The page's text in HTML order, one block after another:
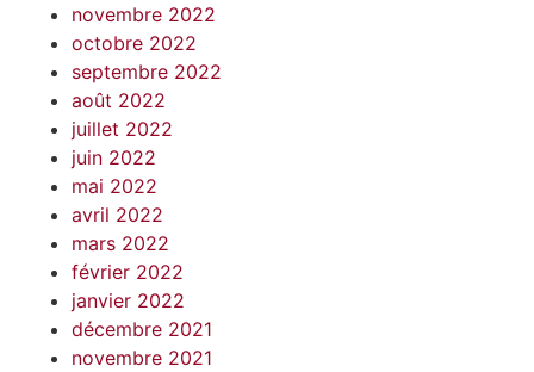
novembre 2022
octobre 2022
septembre 2022
août 2022
juillet 2022
juin 2022
mai 2022
avril 2022
mars 2022
février 2022
janvier 2022
décembre 2021
novembre 2021